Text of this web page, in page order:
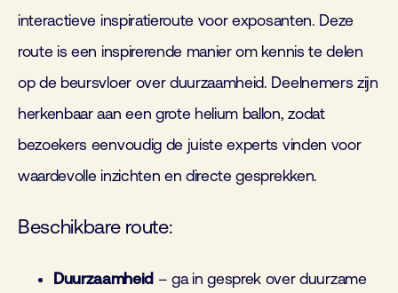
interactieve inspiratieroute voor exposanten. Deze
route is een inspirerende manier om kennis te delen
op de beursvloer over duurzaamheid. Deelnemers zijn
herkenbaar aan een grote helium ballon, zodat
bezoekers eenvoudig de juiste experts vinden voor
waardevolle inzichten en directe gesprekken.
Beschikbare route:
Duurzaamheid – ga in gesprek over duurzame